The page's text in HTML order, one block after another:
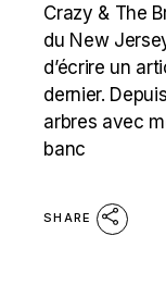
Crazy & The
du New
d’écrire un
dernier.
arbres avec
banc
SHARE